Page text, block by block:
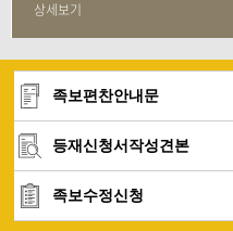
상세보기
족보편찬안내문
등재신청서작성견본
족보수정신청